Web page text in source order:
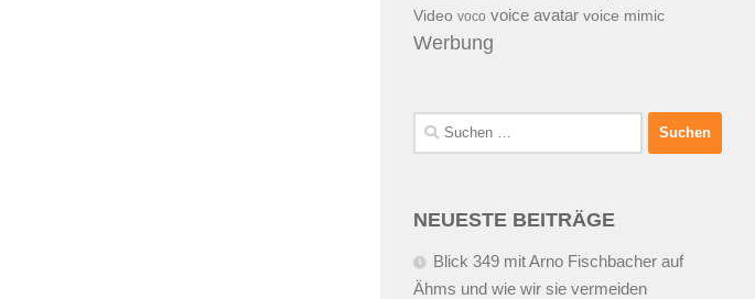
Video voco voice avatar voice mimic
Werbung
Suchen
nach:
NEUESTE BEITRÄGE
Blick 349 mit Arno Fischbacher auf
Ähms und wie wir sie vermeiden